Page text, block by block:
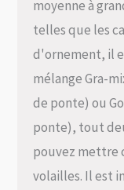
moyenne à
telles que les
d'ornement, il
mélange Gra-
de ponte) ou
ponte), tout
pouvez mettre
volailles. Il est